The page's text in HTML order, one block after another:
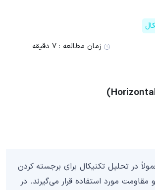
زمان مطالعه : ۷ دقیقه
در تحلیل تکنیکال برای برجسته کردن
مورد استفاده قرار می‌گیرند. در